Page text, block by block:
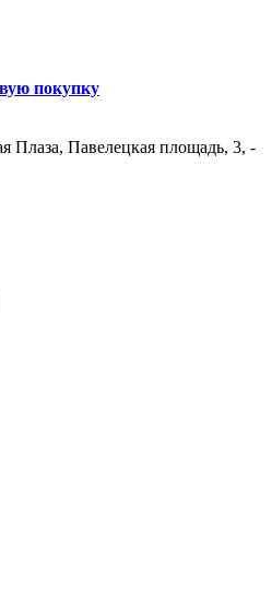
покупку
Плаза, Павелецкая площадь, 3, -